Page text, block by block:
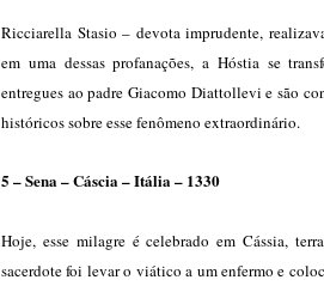
Ricciarella Stasio – devota imprudente,
em uma dessas profanações, a Hóstia se
entregues ao padre Giacomo Diattollevi e são
históricos sobre esse fenômeno extraordinário.
5 – Sena – Cáscia – Itália – 1330
Hoje, esse milagre é celebrado em Cássia,
sacerdote foi levar o viático a um enfermo e